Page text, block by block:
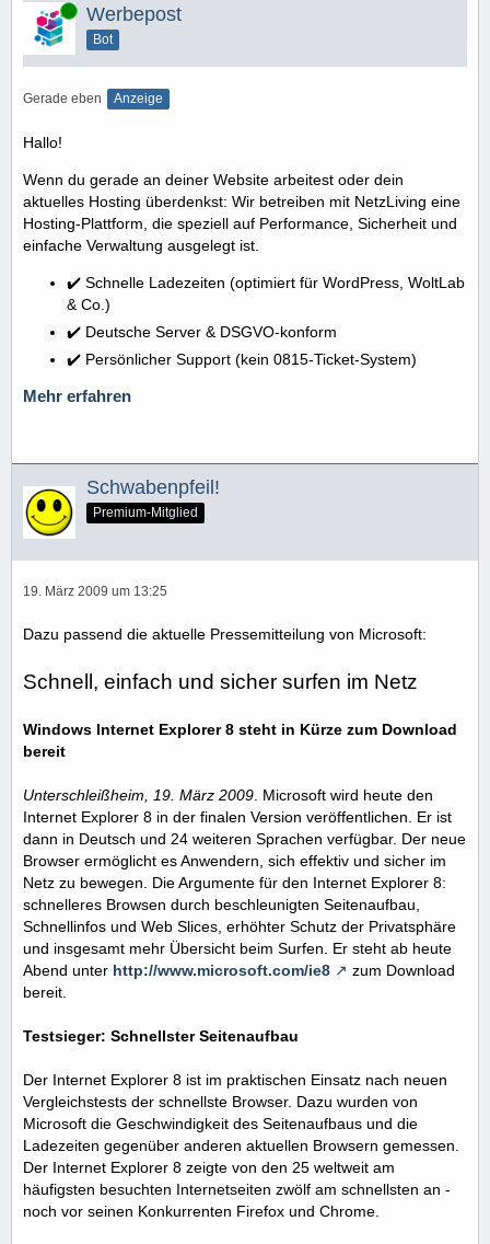
Online Werbepost
Bot
Gerade eben Anzeige
Hallo!
Wenn du gerade an deiner Website arbeitest oder dein
aktuelles Hosting überdenkst: Wir betreiben mit NetzLiving eine
Hosting-Plattform, die speziell auf Performance, Sicherheit und
einfache Verwaltung ausgelegt ist.
✔️ Schnelle Ladezeiten (optimiert für WordPress, WoltLab
& Co.)
✔️ Deutsche Server & DSGVO-konform
✔️ Persönlicher Support (kein 0815-Ticket-System)
Mehr erfahren
Schwabenpfeil!
Premium-Mitglied
19. März 2009 um 13:25
Dazu passend die aktuelle Pressemitteilung von Microsoft:
Schnell, einfach und sicher surfen im Netz
Windows Internet Explorer 8 steht in Kürze zum Download
bereit
Unterschleißheim, 19. März 2009 . Microsoft wird heute den
Internet Explorer 8 in der finalen Version veröffentlichen. Er ist
dann in Deutsch und 24 weiteren Sprachen verfügbar. Der neue
Browser ermöglicht es Anwendern, sich effektiv und sicher im
Netz zu bewegen. Die Argumente für den Internet Explorer 8:
schnelleres Browsen durch beschleunigten Seitenaufbau,
Schnellinfos und Web Slices, erhöhter Schutz der Privatsphäre
und insgesamt mehr Übersicht beim Surfen. Er steht ab heute
Abend unter http://www.microsoft.com/ie8
zum Download
bereit.
Testsieger: Schnellster Seitenaufbau
Der Internet Explorer 8 ist im praktischen Einsatz nach neuen
Vergleichstests der schnellste Browser. Dazu wurden von
Microsoft die Geschwindigkeit des Seitenaufbaus und die
Ladezeiten gegenüber anderen aktuellen Browsern gemessen.
Der Internet Explorer 8 zeigte von den 25 weltweit am
häufigsten besuchten Internetseiten zwölf am schnellsten an -
noch vor seinen Konkurrenten Firefox und Chrome.